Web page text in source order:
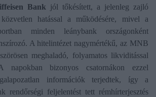
Bank jól tőkésített, a jelenleg zajló
hatással a működésére, mivel a
minden leánybank országonként
A hitelintézet nagymértékű, az MNB
meghaladó, folyamatos likviditással
napokban bizonyos csatornákon ezzel
információk terjedtek, így a
rendőrségi feljelentést tett rémhírterjesztés